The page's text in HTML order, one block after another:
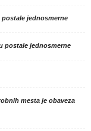
postale jednosmerne
postale jednosmerne
mesta je obaveza